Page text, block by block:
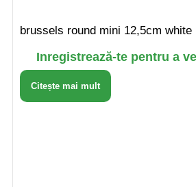
brussels round mini 12,5cm white
Inregistrează-te pentru a
Citește mai mult